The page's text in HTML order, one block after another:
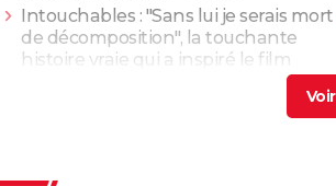
Intouchables : "Sans lui je serais mort
de décomposition", la touchante
histoire vraie qui a inspiré le film
Les Tuche 5 : le roi Charles, Camilla,